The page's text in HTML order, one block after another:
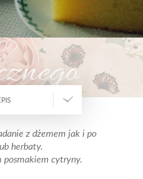
z dżemem jak i po
herbaty.
posmakiem cytryny.